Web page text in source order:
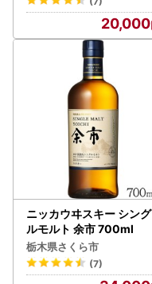
20,000
ニッカウヰスキー シング
ルモルト 余市 700ml
栃木県さくら市
(7)